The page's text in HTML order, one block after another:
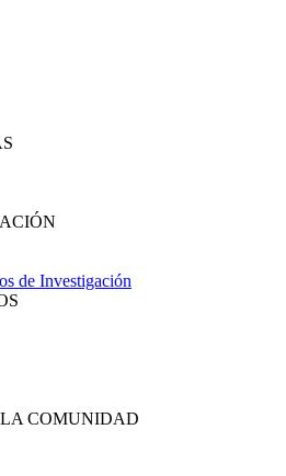
de Investigación
COMUNIDAD